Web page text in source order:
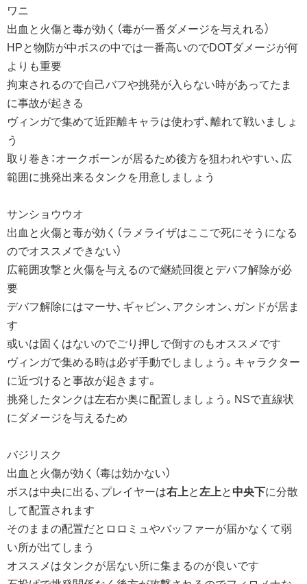
ワニ
出血と火傷と毒が効く（毒が一番ダメージを与えれる）
HPと物防が中ボスの中では一番高いのでDOTダメージが何
よりも重要
拘束されるので自己バフや挑発が入らない時があってたま
に事故が起きる
ヴィンガで集めて近距離キャラは使わず、離れて戦いましょ
う
取り巻き：オークボーンが居るため後方を狙われやすい、広
範囲に挑発出来るタンクを用意しましょう
サンショウウオ
出血と火傷と毒が効く（ラメライザはここで死にそうになる
のでオススメできない）
広範囲攻撃と火傷を与えるので継続回復とデバフ解除が必
要
デバフ解除にはマーサ、ギャビン、アクシオン、ガンドが居ま
す
或いは固くはないのでごり押しで倒すのもオススメです
ヴィンガで集める時は必ず手動でしましょう。キャラクター
に近づけると事故が起きます。
挑発したタンクは左右か奥に配置しましょう。NSで直線状
にダメージを与えるため
バジリスク
出血と火傷が効く（毒は効かない）
ボスは中央に出る、プレイヤーは右上と左上と中央下に分散
して配置されます
そのままの配置だとロロミュやバッファーが届かなくて弱
い所が出てしまう
オススメはタンクが居ない所に集まるのが良いです